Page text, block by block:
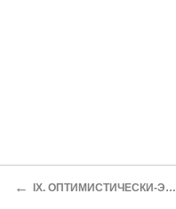
← IX. ОПТИМИСТИЧЕСКИ-ЭТИЧЕСКОЕ МИРОВОЗЗРЕНИЕ КАНТА